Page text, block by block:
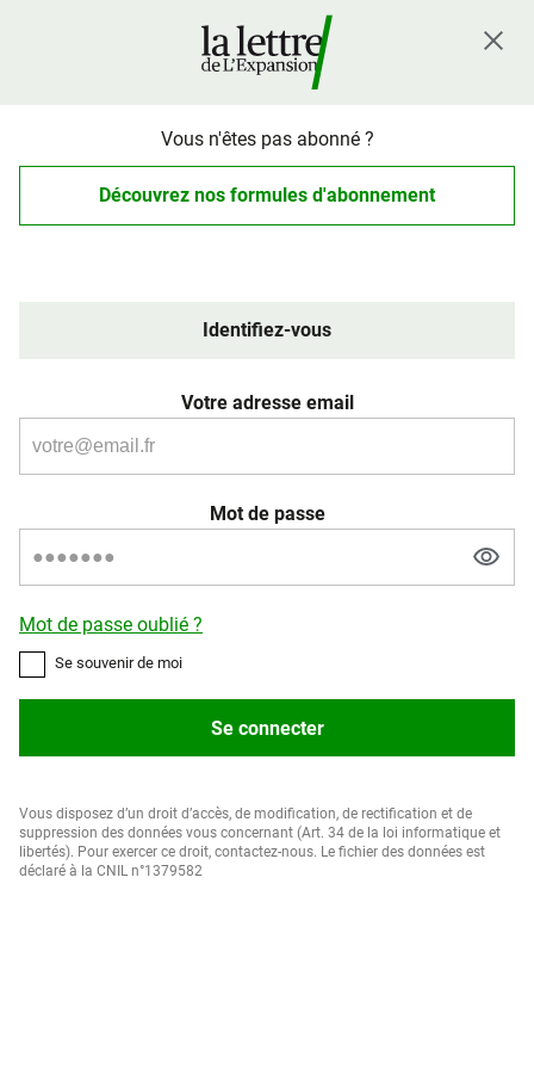
Vous n'êtes pas abonné ?
Découvrez nos formules d'abonnement
Identifiez-vous
Votre adresse email
Mot de passe
Mot de passe oublié ?
Se souvenir de moi
Se connecter
Vous disposez d’un droit d’accès, de modification, de rectification et de
suppression des données vous concernant (Art. 34 de la loi informatique et
libertés). Pour exercer ce droit, contactez-nous. Le fichier des données est
déclaré à la CNIL n°1379582